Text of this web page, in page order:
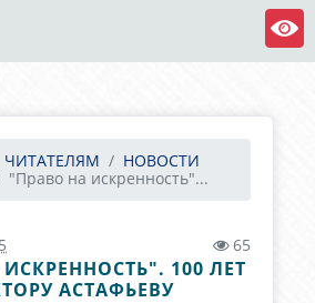
ЧИТАТЕЛЯМ
НОВОСТИ
"Право на искренность"...
65
100 ЛЕТ
АСТАФЬЕВУ